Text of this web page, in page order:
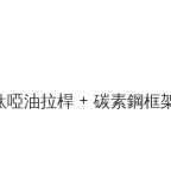
油拉桿 + 碳素鋼框